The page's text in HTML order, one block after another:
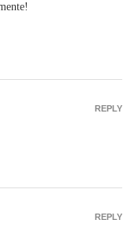
REPLY
REPLY